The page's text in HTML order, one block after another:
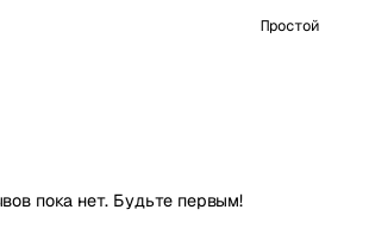
Простой
пока нет. Будьте первым!